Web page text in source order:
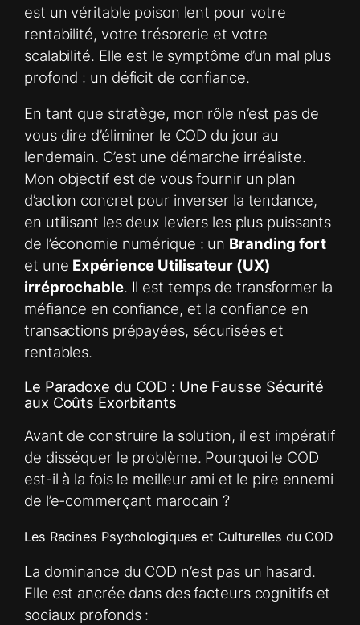
est un véritable poison lent pour votre
rentabilité, votre trésorerie et votre
scalabilité. Elle est le symptôme d’un mal plus
profond : un déficit de confiance.
En tant que stratège, mon rôle n’est pas de
vous dire d’éliminer le COD du jour au
lendemain. C’est une démarche irréaliste.
Mon objectif est de vous fournir un plan
d’action concret pour inverser la tendance,
en utilisant les deux leviers les plus puissants
de l’économie numérique : un Branding fort
et une Expérience Utilisateur (UX)
irréprochable. Il est temps de transformer la
méfiance en confiance, et la confiance en
transactions prépayées, sécurisées et
rentables.
Le Paradoxe du COD : Une Fausse Sécurité
aux Coûts Exorbitants
Avant de construire la solution, il est impératif
de disséquer le problème. Pourquoi le COD
est-il à la fois le meilleur ami et le pire ennemi
de l’e-commerçant marocain ?
Les Racines Psychologiques et Culturelles du COD
La dominance du COD n’est pas un hasard.
Elle est ancrée dans des facteurs cognitifs et
sociaux profonds :